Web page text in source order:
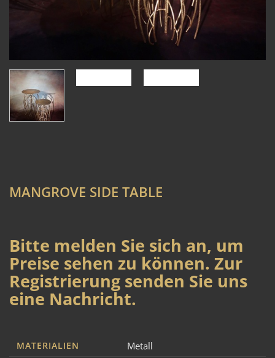
MANGROVE SIDE TABLE
Bitte melden Sie sich an, um
Preise sehen zu können. Zur
Registrierung senden Sie uns
eine Nachricht.
MATERIALIEN Metall